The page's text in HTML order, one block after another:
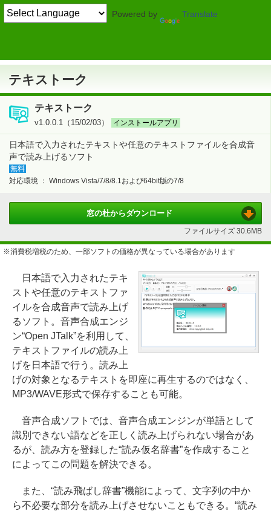
Powered by Translate
テキストーク
テキストーク
v1.0.0.1（15/02/03） インストールアプリ
日本語で入力されたテキストや任意のテキストファイルを合成音
声で読み上げるソフト
無料
対応環境 ： Windows Vista/7/8/8.1および64bit版の7/8
窓の杜からダウンロード
ファイルサイズ30.6MB
※消費税増税のため、一部ソフトの価格が異なっている場合があります
日本語で入力されたテキ
ストや任意のテキストファ
イルを合成音声で読み上げ
るソフト。音声合成エンジ
ン“Open JTalk”を利用して、
テキストファイルの読み上
げを日本語で行う。読み上
げの対象となるテキストを即座に再生するのではなく、
MP3/WAVE形式で保存することも可能。
音声合成ソフトでは、音声合成エンジンが単語として
識別できない語などを正しく読み上げられない場合があ
るが、読み方を登録した“読み仮名辞書”を作成すること
によってこの問題を解決できる。
また、“読み飛ばし辞書”機能によって、文字列の中か
ら不必要な部分を読み上げさせないこともできる。“読み